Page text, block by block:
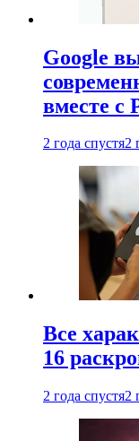
Google
вместе с
2 года спустя2
Все
16
2 года спустя2